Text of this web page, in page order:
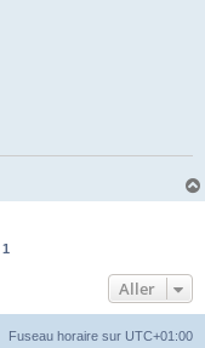
1
Aller
Fuseau horaire sur UTC+01:00